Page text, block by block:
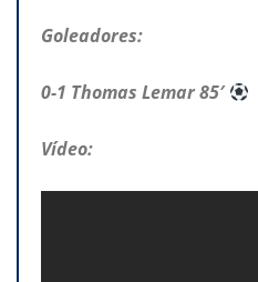
Goleadores:
0-1 Thomas Lemar 85′
Vídeo: